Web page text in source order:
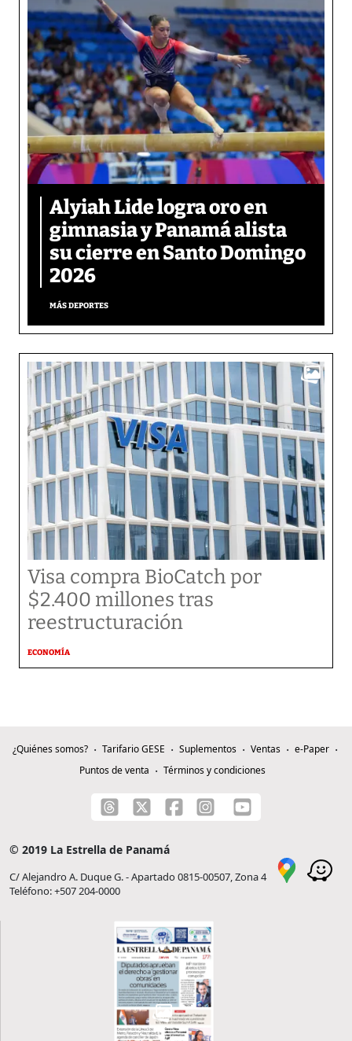
Alyiah Lide logra oro en
gimnasia y Panamá alista
su cierre en Santo Domingo
2026
MÁS DEPORTES
Visa compra BioCatch por
$2.400 millones tras
reestructuración
ECONOMÍA
¿Quiénes somos? Tarifario GESE Suplementos Ventas
e-Paper
Puntos de venta
Términos y condiciones
© 2019 La Estrella de Panamá
C/ Alejandro A. Duque G. - Apartado 0815-00507, Zona 4
Teléfono: +507 204-0000